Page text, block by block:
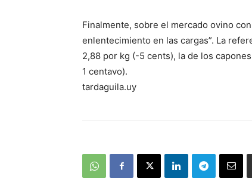
Finalmente, sobre el mercado ovino
enlentecimiento en las cargas”. La
2,88 por kg (-5 cents), la de los
1 centavo).
tardaguila.uy